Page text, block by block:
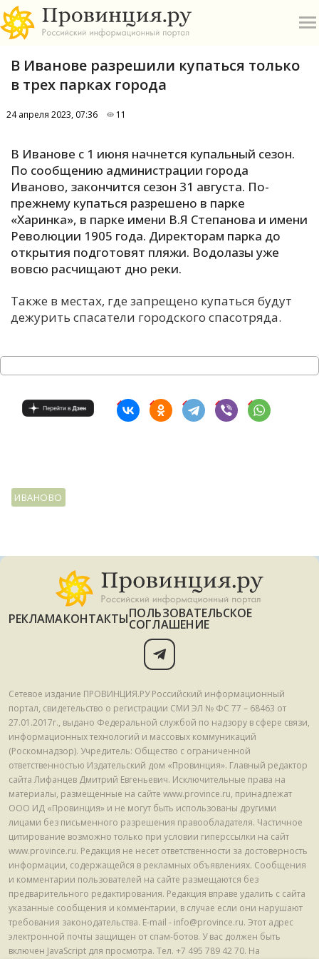
А
Б
В
Е
И
М
Н
О
П
Т
Я
В Иванове разрешили купаться только
в трех парках города
24 апреля 2023, 07:36 11
В Иванове с 1 июня начнется купальный сезон.
По сообщению администрации города
Иваново, закончится сезон 31 августа. По-
прежнему купаться разрешено в парке
«Харинка», в парке имени В.Я Степанова и имени
Революции 1905 года. Директорам парка до
открытия подготовят пляжи. Водолазы уже
вовсю расчищают дно реки.
Также в местах, где запрещено купаться будут
дежурить спасатели городского спасотряда.
ИВАНОВО
РЕКЛАМАКОНТАКТЫПОЛЬЗОВАТЕЛЬСКОЕ
СОГЛАШЕНИЕ
Сетевое издание ПРОВИНЦИЯ.РУ Российский информационный
портал, свидетельство о регистрации СМИ ЭЛ № ФС 77 – 68463 от
27.01.2017г., выдано Федеральной службой по надзору в сфере связи,
информационных технологий и массовых коммуникаций
(Роскомнадзор). Учредитель: Общество с ограниченной
ответственностью Издательский дом «Провинция». Главный редактор
сайта Лифанцев Дмитрий Евгеньевич. Исключительные права на
материалы, размещенные на сайте www.province.ru, принадлежат
ООО ИД «Провинция» и не могут быть использованы другими
лицами без письменного разрешения правообладателя. Частичное
цитирование возможно только при условии гиперссылки на сайт
www.province.ru. Редакция не несет ответственности за достоверность
информации, содержащейся в рекламных объявлениях. Сообщения
и комментарии пользователей на сайте размещаются без
предварительного редактирования. Редакция вправе удалить с сайта
указанные сообщения и комментарии, в случае если они нарушают
требования законодательства. E-mail - info@province.ru. Этот адрес
электронной почты защищен от спам-ботов. У вас должен быть
включен JavaScript для просмотра. Tел. +7 495 789 42 70. На